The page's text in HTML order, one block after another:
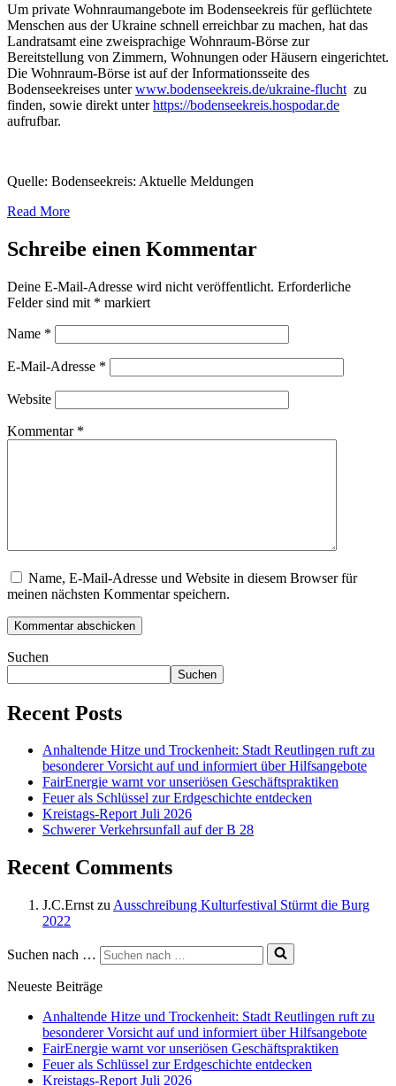
Um private Wohnraumangebote im Bodenseekreis für geflüchtete
Menschen aus der Ukraine schnell erreichbar zu machen, hat das
Landratsamt eine zweisprachige Wohnraum-Börse zur
Bereitstellung von Zimmern, Wohnungen oder Häusern eingerichtet.
Die Wohnraum-Börse ist auf der Informationsseite des
Bodenseekreises unterwww.bodenseekreis.de/ukraine-flucht zu
finden, sowie direkt unterhttps://bodenseekreis.hospodar.de
aufrufbar.
Quelle: Bodenseekreis: Aktuelle Meldungen
Read More
Schreibe einen Kommentar
Deine E-Mail-Adresse wird nicht veröffentlicht. Erforderliche
Felder sind mit * markiert
Name *
E-Mail-Adresse *
Website
Kommentar *
Name, E-Mail-Adresse und Website in diesem Browser für
meinen nächsten Kommentar speichern.
Suchen
Suchen
Recent Posts
Anhaltende Hitze und Trockenheit: Stadt Reutlingen ruft zu
besonderer Vorsicht auf und informiert über Hilfsangebote
FairEnergie warnt vor unseriösen Geschäftspraktiken
Feuer als Schlüssel zur Erdgeschichte entdecken
Kreistags-Report Juli 2026
Schwerer Verkehrsunfall auf der B 28
Recent Comments
J.C.Ernst zu Ausschreibung Kulturfestival Stürmt die Burg
2022
Suchen nach …
Neueste Beiträge
Anhaltende Hitze und Trockenheit: Stadt Reutlingen ruft zu
besonderer Vorsicht auf und informiert über Hilfsangebote
FairEnergie warnt vor unseriösen Geschäftspraktiken
Feuer als Schlüssel zur Erdgeschichte entdecken
Kreistags-Report Juli 2026